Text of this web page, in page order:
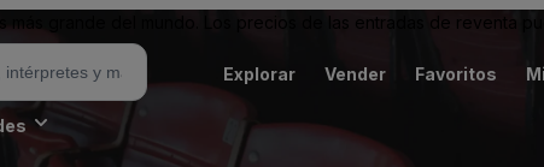
grande del mundo. Los precios de las entradas de reventa
Explorar Vender Favoritos